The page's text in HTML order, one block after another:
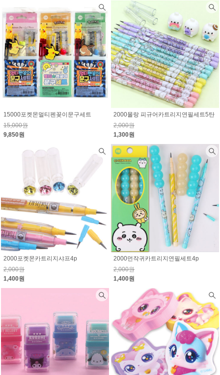
15000포켓몬멀티펜꽂이문구세트
15,000원
9,850원
2000몰랑 피규어카트리지연필세트5탄
2,000원
1,300원
2000포켓몬카트리지샤프4p
2,000원
1,400원
2000먼작귀카트리지연필세트4p
2,000원
1,400원